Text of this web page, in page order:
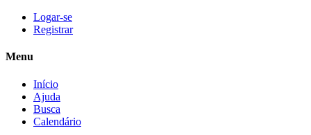
Logar-se
Registrar
Menu
Início
Ajuda
Busca
Calendário